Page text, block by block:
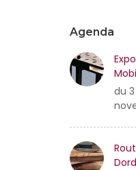
Agenda
du